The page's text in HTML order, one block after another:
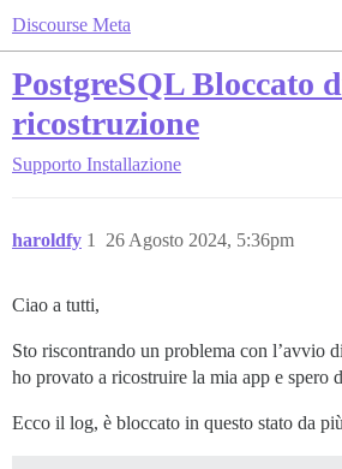
Discourse Meta
PostgreSQL Bloccato
ricostruzione
Supporto Installazione
haroldfy 26 Agosto 2024, 5:36pm
1
Ciao a tutti,
Sto riscontrando un problema con l’avvio
ho provato a ricostruire la mia app e spero
Ecco il log, è bloccato in questo stato da